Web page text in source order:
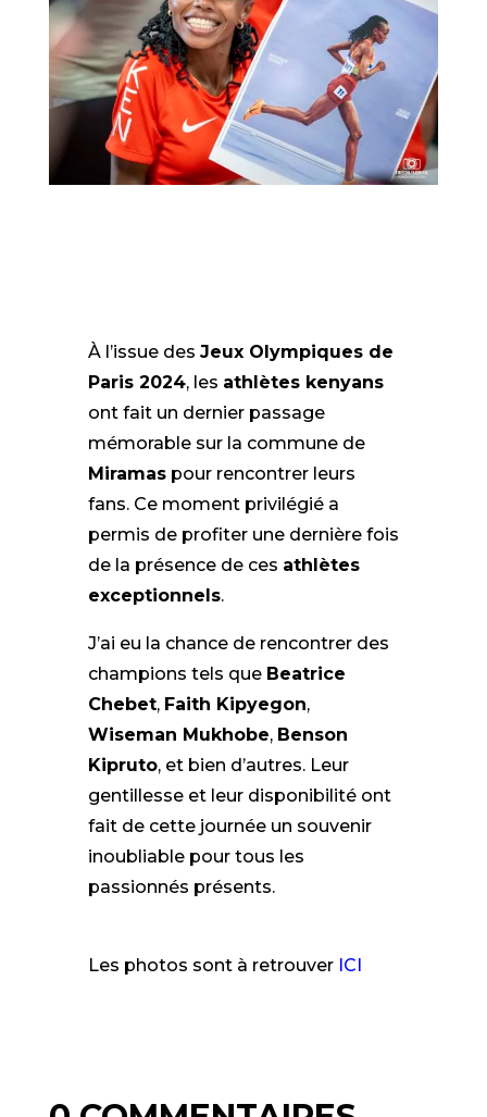
À l’issue des Jeux Olympiques de
Paris 2024, les athlètes kenyans
ont fait un dernier passage
mémorable sur la commune de
Miramaspour rencontrer leurs
fans. Ce moment privilégié a
permis de profiter une dernière fois
de la présence de ces athlètes
exceptionnels.
J’ai eu la chance de rencontrer des
champions tels que Beatrice
Chebet, Faith Kipyegon,
Wiseman Mukhobe, Benson
Kipruto, et bien d’autres. Leur
gentillesse et leur disponibilité ont
fait de cette journée un souvenir
inoubliable pour tous les
passionnés présents.
Les photos sont à retrouver ICI